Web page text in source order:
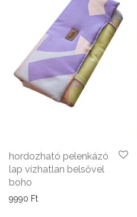
hordozható pelenkázó
lap vízhatlan belsővel
boho
9990 Ft